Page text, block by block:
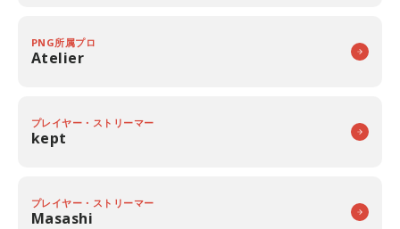
PNG所属プロ
Atelier
プレイヤー・ストリーマー
kept
プレイヤー・ストリーマー
Masashi